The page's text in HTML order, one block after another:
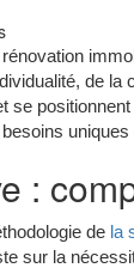
de la
se
uniques
:
de la
sur la